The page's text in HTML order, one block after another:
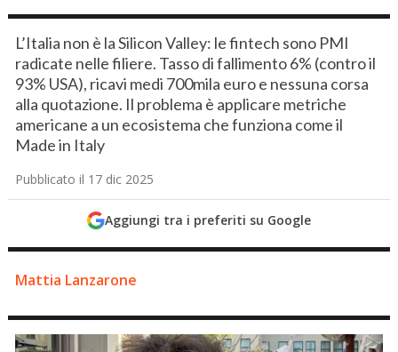
L’Italia non è la Silicon Valley: le fintech sono PMI
radicate nelle filiere. Tasso di fallimento 6% (contro il
93% USA), ricavi medi 700mila euro e nessuna corsa
alla quotazione. Il problema è applicare metriche
americane a un ecosistema che funziona come il
Made in Italy
Pubblicato il 17 dic 2025
Aggiungi tra i preferiti su Google
Mattia Lanzarone